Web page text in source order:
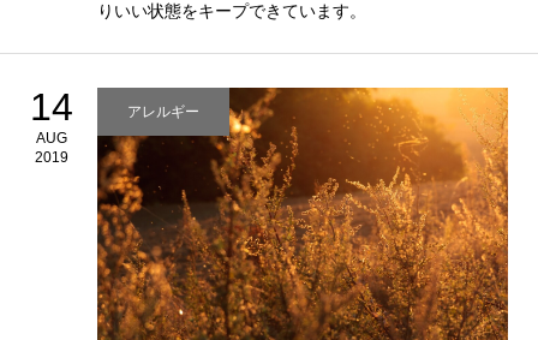
りいい状態をキープできています。
14
AUG
2019
アレルギー